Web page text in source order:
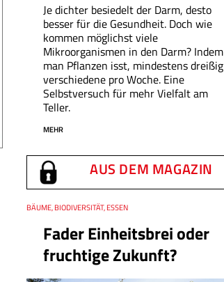
Je dichter besiedelt der Darm, desto
besser für die Gesundheit. Doch wie
kommen möglichst viele
Mikroorganismen in den Darm? Indem
man Pflanzen isst, mindestens dreißig
verschiedene pro Woche. Eine
Selbstversuch für mehr Vielfalt am
Teller.
MEHR
AUS DEM MAGAZIN
Fader Einheitsbrei oder
fruchtige Zukunft?
Thema
BÄUME, BIODIVERSITÄT, ESSEN